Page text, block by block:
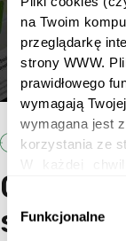
na Twoim
przeglądarkę
strony WWW.
prawidłowego
wymagają
wymagana jest
korzystania ze
W każdej
Wybór
zgody
Funkcjonalne
13 KWIETNIA,
sklepów